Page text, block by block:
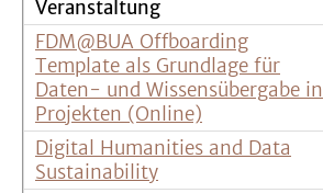
Veranstaltung
FDM@BUA Offboarding
Template als Grundlage für
Daten- und Wissensübergabe in
Projekten (Online)
Digital Humanities and Data
Sustainability